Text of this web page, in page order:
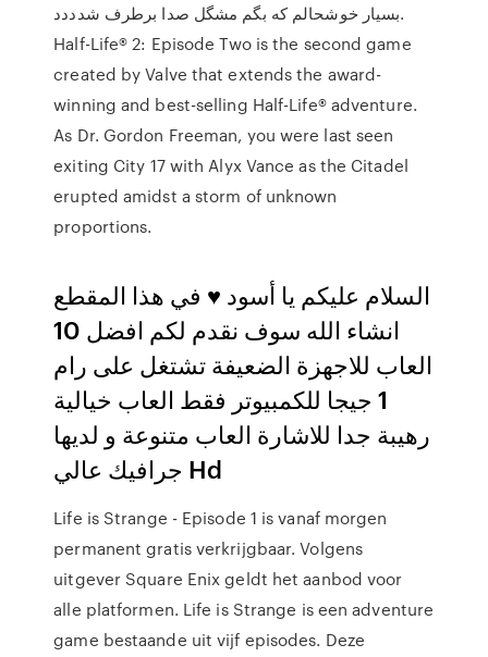
بسیار خوشحالم که بگم مشگل صدا برطرف شدددد.
Half-Life® 2: Episode Two is the second game
created by Valve that extends the award-
winning and best-selling Half-Life® adventure.
As Dr. Gordon Freeman, you were last seen
exiting City 17 with Alyx Vance as the Citadel
erupted amidst a storm of unknown
proportions.
السلام عليكم يا أسود ♥ في هذا المقطع
انشاء الله سوف نقدم لكم افضل 10
العاب للاجهزة الضعيفة تشتغل على رام
1 جيجا للكمبيوتر فقط العاب خيالية
رهيبة جدا للاشارة العاب متنوعة و لديها
جرافيك عالي Hd
Life is Strange - Episode 1 is vanaf morgen
permanent gratis verkrijgbaar. Volgens
uitgever Square Enix geldt het aanbod voor
alle platformen. Life is Strange is een adventure
game bestaande uit vijf episodes. Deze